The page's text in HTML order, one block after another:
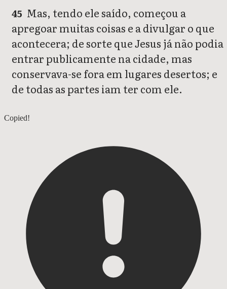
45 Mas, tendo ele saído, começou a
apregoar muitas coisas e a divulgar o que
acontecera; de sorte que Jesus já não podia
entrar publicamente na cidade, mas
conservava-se fora em lugares desertos; e
de todas as partes iam ter com ele.
Marcos 2
Copied!